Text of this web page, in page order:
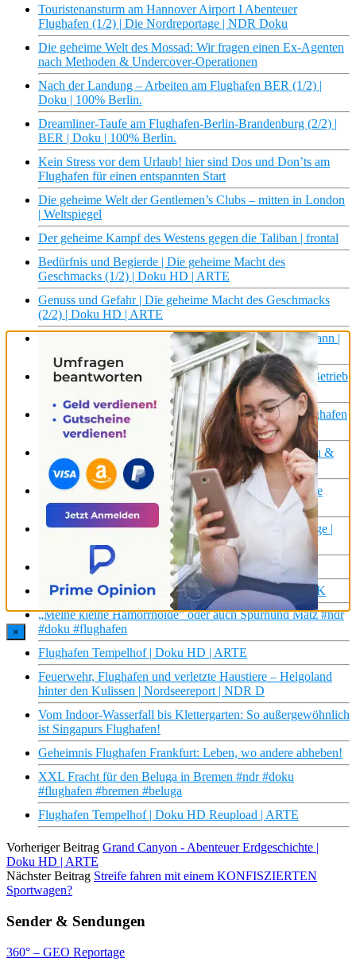
Touristenansturm am Hannover Airport I Abenteuer
Flughafen (1/2) | Die Nordreportage | NDR Doku
Die geheime Welt des Mossad: Wir fragen einen Ex-Agenten
nach Methoden & Undercover-Operationen
Nach der Landung – Arbeiten am Flughafen BER (1/2) |
Doku | 100% Berlin.
Dreamliner-Taufe am Flughafen-Berlin-Brandenburg (2/2) |
BER | Doku | 100% Berlin.
Kein Stress vor dem Urlaub! hier sind Dos und Don’ts am
Flughafen für einen entspannten Start
Die geheime Welt der Gentlemen’s Clubs – mitten in London
| Weltspiegel
Der geheime Kampf des Westens gegen die Taliban | frontal
Bedürfnis und Begierde | Die geheime Macht des
Geschmacks (1/2) | Doku HD | ARTE
Genuss und Gefahr | Die geheime Macht des Geschmacks
(2/2) | Doku HD | ARTE
Hitlers Verwalter: Die geheime Macht des Martin Bormann |
100 Jahre Flughafen Stuttgart: Die Menschen, die den Betrieb
möglich machen | SWR Doku
XXL-Fracht für die Beluga in Bremen I Abenteuer Flughafen
(2/2) | Die Nordreportage | NDR Doku
TXL – Alles außer Flughafen! | Die rbb Reporter | Doku &
Reportage
Nachts neben der Landebahn: Flughafen Hannover | Die
Nordreportage | NDR Doku
Hamburgs Flughafen im Ferienfieber | Die Nordreportage |
NDR Doku
Flamingos oder Flughafen? | ARTE Re:
LEJ exklusiv: Der Flughafen Leipzig-Halle | MDR DOK
„Meine kleine Hämorrhoide“ oder auch Spürhund Matz #ndr
#doku #flughafen
Flughafen Tempelhof | Doku HD | ARTE
Feuerwehr, Flughafen und verletzte Haustiere – Helgoland
hinter den Kulissen | Nordseereport | NDR D
Vom Indoor-Wasserfall bis Klettergarten: So außergewöhnlich
ist Singapurs Flughafen!
Geheimnis Flughafen Frankfurt: Leben, wo andere abheben!
XXL Fracht für den Beluga in Bremen #ndr #doku
#flughafen #bremen #beluga
Flughafen Tempelhof | Doku HD Reupload | ARTE
Vorheriger Beitrag Grand Canyon - Abenteuer Erdgeschichte |
Doku HD | ARTE
Nächster Beitrag Streife fahren mit einem KONFISZIERTEN
Sportwagen?
Sender & Sendungen
360° – GEO Reportage
×